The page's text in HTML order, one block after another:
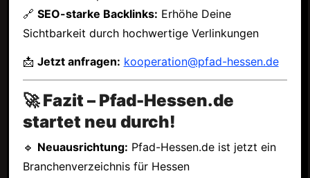
🔗 SEO-starke Backlinks: Erhöhe Deine
Sichtbarkeit durch hochwertige Verlinkungen
📩 Jetzt anfragen: kooperation@pfad-hessen.de
🚀 Fazit – Pfad-Hessen.de
startet neu durch!
🔹 Neuausrichtung: Pfad-Hessen.de ist jetzt ein
Branchenverzeichnis für Hessen